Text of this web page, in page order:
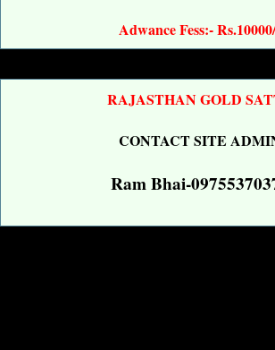
Adwance Fess:-
RAJASTHAN GOLD
CONTACT SITE
Ram Bhai-